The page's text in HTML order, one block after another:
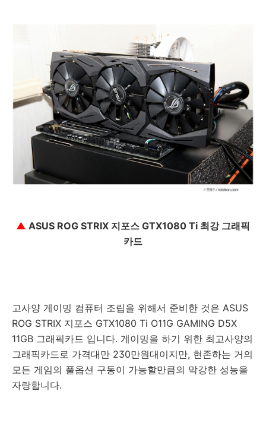
▲ ASUS ROG STRIX 지포스 GTX1080 Ti 최강 그래픽
카드
고사양 게이밍 컴퓨터 조립을 위해서 준비한 것은 ASUS
ROG STRIX 지포스 GTX1080 Ti O11G GAMING D5X
11GB 그래픽카드 입니다. 게이밍을 하기 위한 최고사양의
그래픽카드로 가격대만 230만원대이지만, 현존하는 거의
모든 게임의 풀옵션 구동이 가능할만큼의 막강한 성능을
자랑합니다.